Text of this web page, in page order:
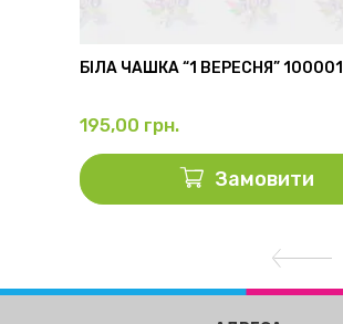
БІЛА ЧАШКА “1 ВЕРЕСНЯ” 100001
195,00 грн.
Замовити